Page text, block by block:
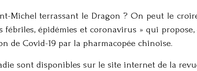
Michel terrassant le Dragon ? On peut le
épidémies et coronavirus » qui propose,
de Covid-19 par la pharmacopée chinoise.
sont disponibles sur le site internet de la